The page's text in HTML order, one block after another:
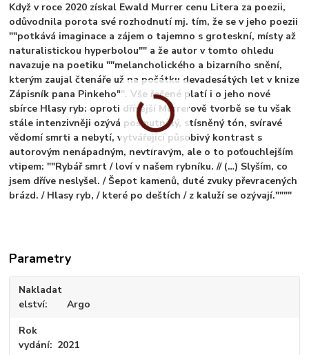
Když v roce 2020 získal Ewald Murrer cenu Litera za poezii,
odůvodnila porota své rozhodnutí mj. tím, že se v jeho poezii
""potkává imaginace a zájem o tajemno s groteskní, místy až
naturalistickou hyperbolou"" a že autor v tomto ohledu
navazuje na poetiku ""melancholického a bizarního snění,
kterým zaujal čtenáře už na počátku devadesátých let v knize
Zápisník pana Pinkeho"". Vše řečené platí i o jeho nové
sbírce Hlasy ryb: oproti dřívější Murrerově tvorbě se tu však
stále intenzivněji ozývá posmutnělý, stísněný tón, svíravé
vědomí smrti a nebytí, vytvářející působivý kontrast s
autorovým nenápadným, nevtíravým, ale o to poťouchlejším
vtipem: ""Rybář smrt / loví v našem rybníku. // (…) Slyším, co
jsem dříve neslyšel. / Šepot kamenů, duté zvuky převracených
brázd. / Hlasy ryb, / které po deštích / z kaluží se ozývají.""""
Parametry
Nakladat
elství
Argo
Rok
vydání
2021